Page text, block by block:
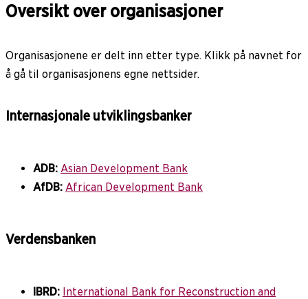
Oversikt over organisasjoner
Organisasjonene er delt inn etter type. Klikk på navnet for
å gå til organisasjonens egne nettsider.
Internasjonale utviklingsbanker
ADB: Asian Development Bank
AfDB: African Development Bank
Verdensbanken
IBRD: International Bank for Reconstruction and